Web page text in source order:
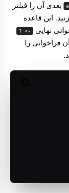
بعدی آن را فیلتر
این قاعده
نهایی
-> ?
فراخوانی را